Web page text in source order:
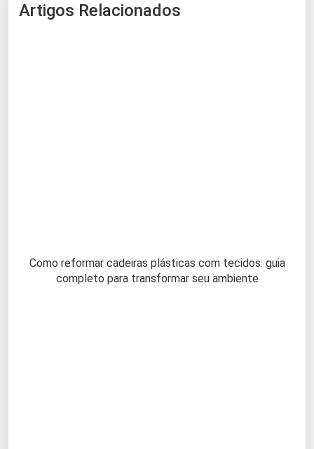
Artigos Relacionados
Como reformar cadeiras plásticas com tecidos: guia
completo para transformar seu ambiente